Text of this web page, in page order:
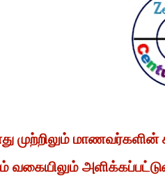
முற்றிலும்
வகையிலும்